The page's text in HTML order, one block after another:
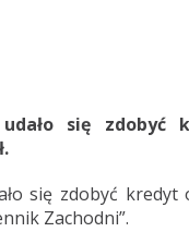
się
się zdobyć
Zachodni”.